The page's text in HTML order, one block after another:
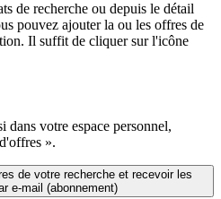
de recherche ou depuis le détail
pouvez ajouter la ou les offres de
Il suffit de cliquer sur l'icône
dans votre espace personnel,
».
de votre recherche et recevoir les
e-mail (abonnement)